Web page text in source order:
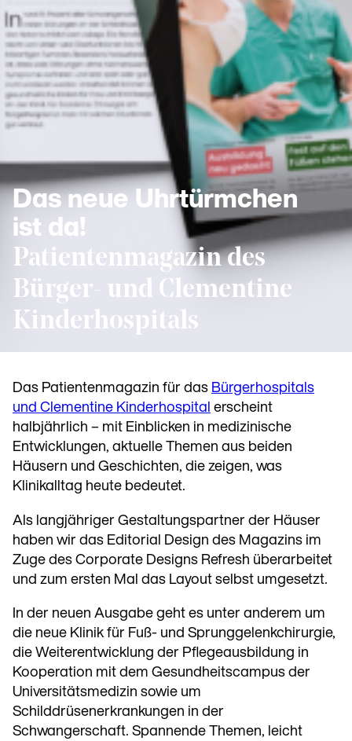
Das neue Uhrtürmchen
ist da!
Patientenmagazin des
Bürger- und Clementine
Kinderhospitals
Das Patientenmagazin für das Bürgerhospitals
und Clementine Kinderhospital erscheint
halbjährlich – mit Einblicken in medizinische
Entwicklungen, aktuelle Themen aus beiden
Häusern und Geschichten, die zeigen, was
Klinikalltag heute bedeutet.
Als langjähriger Gestaltungspartner der Häuser
haben wir das Editorial Design des Magazins im
Zuge des Corporate Designs Refresh überarbeitet
und zum ersten Mal das Layout selbst umgesetzt.
In der neuen Ausgabe geht es unter anderem um
die neue Klinik für Fuß- und Sprunggelenkchirurgie,
die Weiterentwicklung der Pflegeausbildung in
Kooperation mit dem Gesundheitscampus der
Universitätsmedizin sowie um
Schilddrüsenerkrankungen in der
Schwangerschaft. Spannende Themen, leicht